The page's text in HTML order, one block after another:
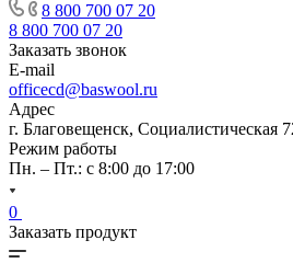
8 800 700 07 20
8 800 700 07 20
Заказать звонок
E-mail
officecd@baswool.ru
Адрес
г. Благовещенск, Социалистическая
Режим работы
Пн. – Пт.: с 8:00 до 17:00
0
Заказать продукт